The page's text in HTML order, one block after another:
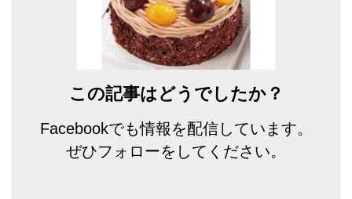
この記事はどうでしたか？
Facebookでも情報を配信しています。
ぜひフォローをしてください。